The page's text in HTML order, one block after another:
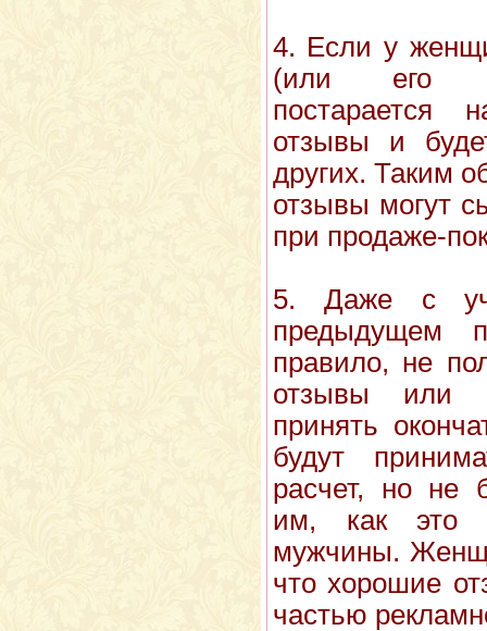
4. Если у
(или его
постарается
отзывы и
других. Таким
отзывы могут
при продаже-
5. Даже с
предыдущем
правило, не
отзывы или
принять
будут
расчет, но не
им, как это
мужчины.
что хорошие
частью